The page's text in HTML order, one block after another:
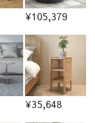
¥105,379
¥35,648